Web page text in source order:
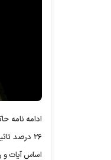
ادامه نامه
۲۶ درصد
اساس آیات و